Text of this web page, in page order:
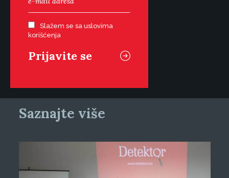
Slažem se sa uslovima
korišćenja
Saznajte više